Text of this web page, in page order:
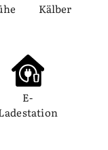
Kälber
E-